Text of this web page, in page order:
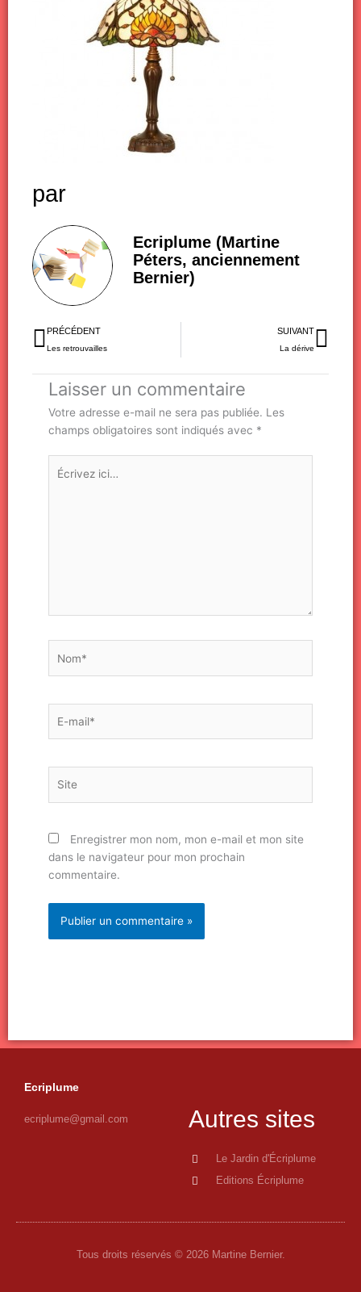
par
Ecriplume (Martine
Péters, anciennement
Bernier)
Précédent
PRÉCÉDENT
Les retrouvailles
SUIVANT
La dérive
Laisser un commentaire
Votre adresse e-mail ne sera pas publiée. Les
champs obligatoires sont indiqués avec *
Écrivez
ici…
mail*
Enregistrer mon nom, mon e-mail et mon site
dans le navigateur pour mon prochain
commentaire.
Ecriplume
ecriplume@gmail.com Autres sites
Le Jardin d'Écriplume
Editions Écriplume
Tous droits réservés © 2026 Martine Bernier.